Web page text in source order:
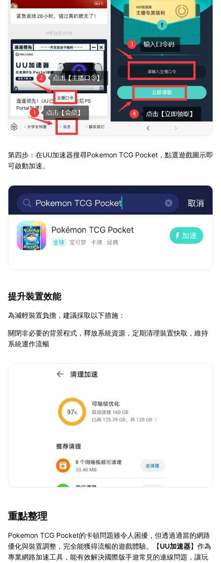
第四步：在UU加速器搜尋Pokemon TCG Pocket，點選遊戲圖示即
可啟動加速。
提升裝置效能
為減輕裝置負擔，建議採取以下措施：
關閉非必要的背景程式，釋放系統資源，定期清理裝置快取，維持
系統運作流暢
重點整理
Pokemon TCG Pocket的卡頓問題雖令人困擾，但透過適當的網路
優化與裝置調整，完全能獲得流暢的遊戲體驗。【UU加速器】作為
專業網路加速工具，能有效解決國際版手遊常見的連線問題，讓玩